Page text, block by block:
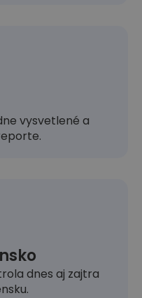
vysvetlené a
dnes aj zajtra